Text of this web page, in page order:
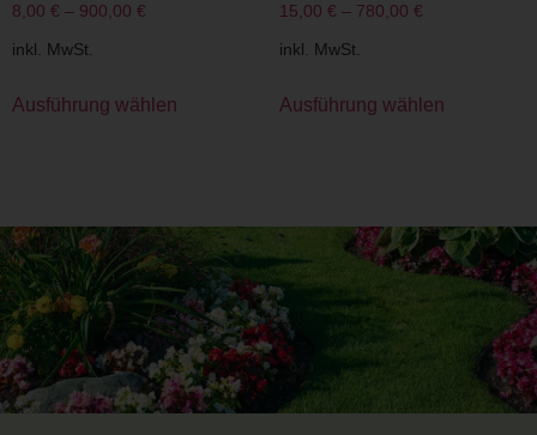
8,00 € – 900,00 €
inkl. MwSt.
Ausführung wählen
15,00 € – 780,00 €
inkl. MwSt.
Ausführung wählen